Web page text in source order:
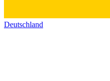
Deutschland